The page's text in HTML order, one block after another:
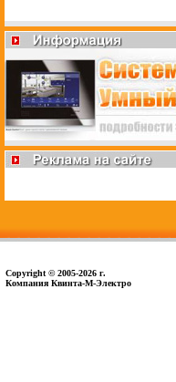
Copyright © 2005-2026 г.
Компания Квинта-М-Электро